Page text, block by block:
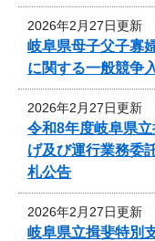
2026年2月27日更新
岐阜県母子父子寡
に関する一般競争
2026年2月27日更新
令和8年度岐阜県
げ及び運行業務委
札公告
2026年2月27日更新
岐阜県立揖斐特別